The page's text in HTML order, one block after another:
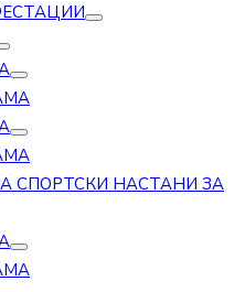
СПОРТСКИ НАСТАНИ ЗА